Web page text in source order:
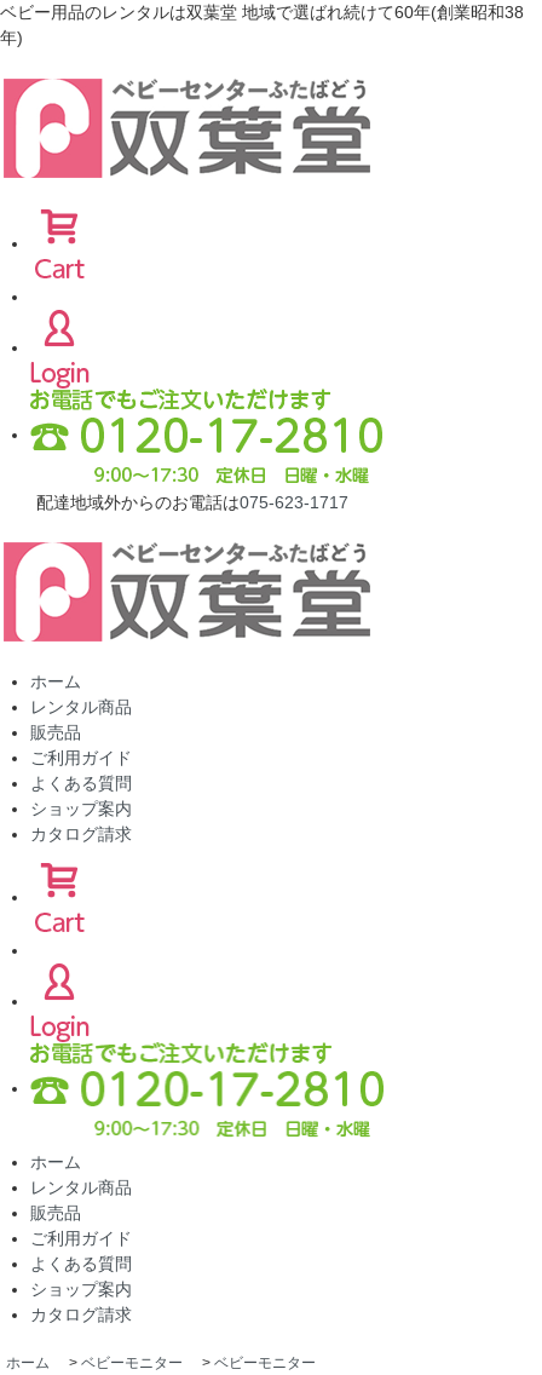
ベビー用品のレンタルは双葉堂 地域で選ばれ続けて60年(創業昭和38
年)
配達地域外からのお電話は075-623-1717
ホーム
レンタル商品
販売品
ご利用ガイド
よくある質問
ショップ案内
カタログ請求
ホーム
レンタル商品
販売品
ご利用ガイド
よくある質問
ショップ案内
カタログ請求
ホーム > ベビーモニター > ベビーモニター